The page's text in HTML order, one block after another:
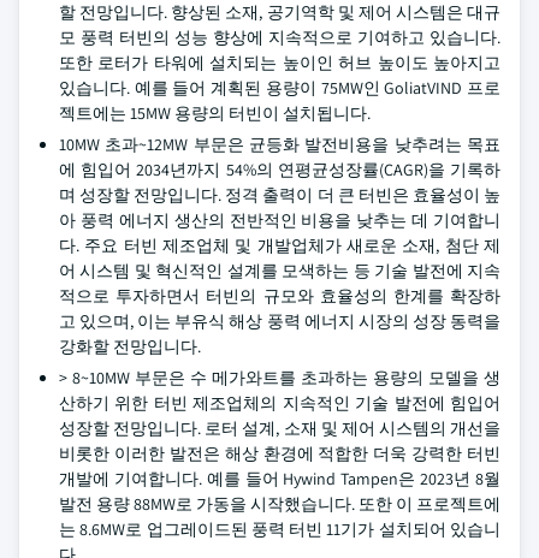
할 전망입니다. 향상된 소재, 공기역학 및 제어 시스템은 대규
모 풍력 터빈의 성능 향상에 지속적으로 기여하고 있습니다.
또한 로터가 타워에 설치되는 높이인 허브 높이도 높아지고
있습니다. 예를 들어 계획된 용량이 75MW인 GoliatVIND 프로
젝트에는 15MW 용량의 터빈이 설치됩니다.
10MW 초과~12MW 부문은 균등화 발전비용을 낮추려는 목표
에 힘입어 2034년까지 54%의 연평균성장률(CAGR)을 기록하
며 성장할 전망입니다. 정격 출력이 더 큰 터빈은 효율성이 높
아 풍력 에너지 생산의 전반적인 비용을 낮추는 데 기여합니
다. 주요 터빈 제조업체 및 개발업체가 새로운 소재, 첨단 제
어 시스템 및 혁신적인 설계를 모색하는 등 기술 발전에 지속
적으로 투자하면서 터빈의 규모와 효율성의 한계를 확장하
고 있으며, 이는 부유식 해상 풍력 에너지 시장의 성장 동력을
강화할 전망입니다.
> 8~10MW 부문은 수 메가와트를 초과하는 용량의 모델을 생
산하기 위한 터빈 제조업체의 지속적인 기술 발전에 힘입어
성장할 전망입니다. 로터 설계, 소재 및 제어 시스템의 개선을
비롯한 이러한 발전은 해상 환경에 적합한 더욱 강력한 터빈
개발에 기여합니다. 예를 들어 Hywind Tampen은 2023년 8월
발전 용량 88MW로 가동을 시작했습니다. 또한 이 프로젝트에
는 8.6MW로 업그레이드된 풍력 터빈 11기가 설치되어 있습니